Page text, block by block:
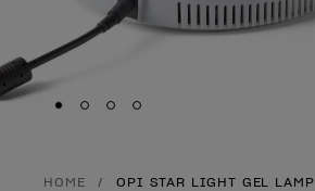
Skip to slide
Skip to slide
Skip to slide
Skip to slide
HOME OPI STAR LIGHT GEL LAMP